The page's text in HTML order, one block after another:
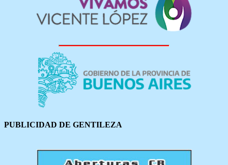
PUBLICIDAD DE GENTILEZA